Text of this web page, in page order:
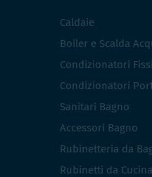
Caldaie
Boiler e Scalda
Condizionatori Fissi
Condizionatori
Sanitari Bagno
Accessori Bagno
Rubinetteria da
Rubinetti da Cucina